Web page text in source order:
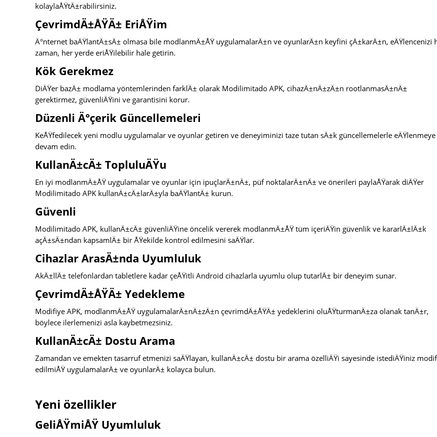
kolaylaÅŸtÄ±rabilirsiniz.
ÇevrimdÄ±ÅŸÄ± EriÅŸim
Ä°nternet baÄŸlantÄ±sÄ± olmasa bile modlanmÄ±ÅŸ uygulamalarÄ±n ve oyunlarÄ±n keyfini çÄ±karÄ±n, eÄŸlencenizi
zaman, her yerde eriÅŸilebilir hale getirin.
Kök Gerekmez
DiÄŸer bazÄ± modlama yöntemlerinden farklÄ± olarak Modilimitado APK, cihazÄ±nÄ±zÄ±n rootlanmasÄ±nÄ±
gerektirmez, güvenliÄŸini ve garantisini korur.
Düzenli Ä°çerik Güncellemeleri
KeÅŸfedilecek yeni modlu uygulamalar ve oyunlar getiren ve deneyiminizi taze tutan sÄ±k güncellemelerle eÄŸlenmeye
devam edin.
KullanÄ±cÄ± TopluluÄŸu
En iyi modlanmÄ±ÅŸ uygulamalar ve oyunlar için ipuçlarÄ±nÄ±, püf noktalarÄ±nÄ± ve önerileri paylaÅŸarak diÄŸer
Modilimitado APK kullanÄ±cÄ±larÄ±yla baÄŸlantÄ± kurun.
Güvenli
Modilimitado APK, kullanÄ±cÄ± güvenliÄŸine öncelik vererek modlanmÄ±ÅŸ tüm içeriÄŸin güvenlik ve kararlÄ±lÄ±k
açÄ±sÄ±ndan kapsamlÄ± bir ÅŸekilde kontrol edilmesini saÄŸlar.
Cihazlar ArasÄ±nda Uyumluluk
AkÄ±llÄ± telefonlardan tabletlere kadar çeÅŸitli Android cihazlarla uyumlu olup tutarlÄ± bir deneyim sunar.
ÇevrimdÄ±ÅŸÄ± Yedekleme
Modifiye APK, modlanmÄ±ÅŸ uygulamalarÄ±nÄ±zÄ±n çevrimdÄ±ÅŸÄ± yedeklerini oluÅŸturmanÄ±za olanak tanÄ±r,
böylece ilerlemenizi asla kaybetmezsiniz.
KullanÄ±cÄ± Dostu Arama
Zamandan ve emekten tasarruf etmenizi saÄŸlayan, kullanÄ±cÄ± dostu bir arama özelliÄŸi sayesinde istediÄŸiniz
edilmiÅŸ uygulamalarÄ± ve oyunlarÄ± kolayca bulun.
Yeni özellikler
GeliÅŸmiÅŸ Uyumluluk